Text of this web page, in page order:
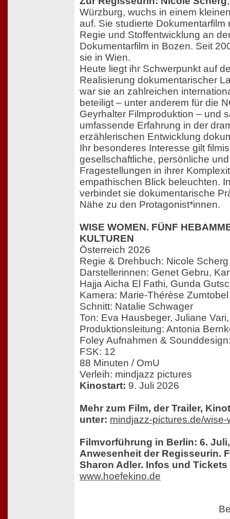
Würzburg, wuchs in einem
auf. Sie studierte Dokumentarfilm
Regie und Stoffentwicklung an
Dokumentarfilm in Bozen. Seit
sie in Wien.
Heute liegt ihr Schwerpunkt auf
Realisierung dokumentarischer
war sie an zahlreichen
beteiligt – unter anderem für die
Geyrhalter Filmproduktion – und
umfassende Erfahrung in der
erzählerischen Entwicklung
Ihr besonderes Interesse gilt
gesellschaftliche, persönliche
Fragestellungen in ihrer
empathischen Blick beleuchten.
verbindet sie dokumentarische
Nähe zu den Protagonist*innen.
WISE WOMEN. FÜNF
KULTUREN
Österreich 2026
Regie & Drehbuch: Nicole Scherg
Darstellerinnen: Genet Gebru,
Hajja Aicha El Fathi, Gunda
Kamera: Marie-Thérèse Zumtobel
Schnitt: Natalie Schwager
Ton: Eva Hausbeger, Juliane
Produktionsleitung: Antonia
Foley Aufnahmen &
FSK: 12
88 Minuten / OmU
Verleih: mindjazz pictures
Kinostart: 9. Juli 2026
Mehr zum Film, der Trailer,
unter: mindjazz-pictures.de/wise-
Filmvorführung in Berlin: 6.
Anwesenheit der Regisseurin.
Sharon Adler. Infos und
www.hoefekino.de